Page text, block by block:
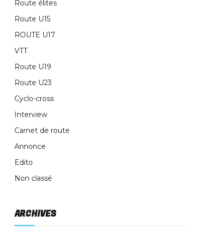
Route élites
Route U15
ROUTE U17
VTT
Route U19
Route U23
Cyclo-cross
Interview
Carnet de route
Annonce
Edito
Non classé
ARCHIVES